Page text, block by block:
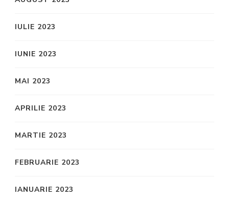
IULIE 2023
IUNIE 2023
MAI 2023
APRILIE 2023
MARTIE 2023
FEBRUARIE 2023
IANUARIE 2023